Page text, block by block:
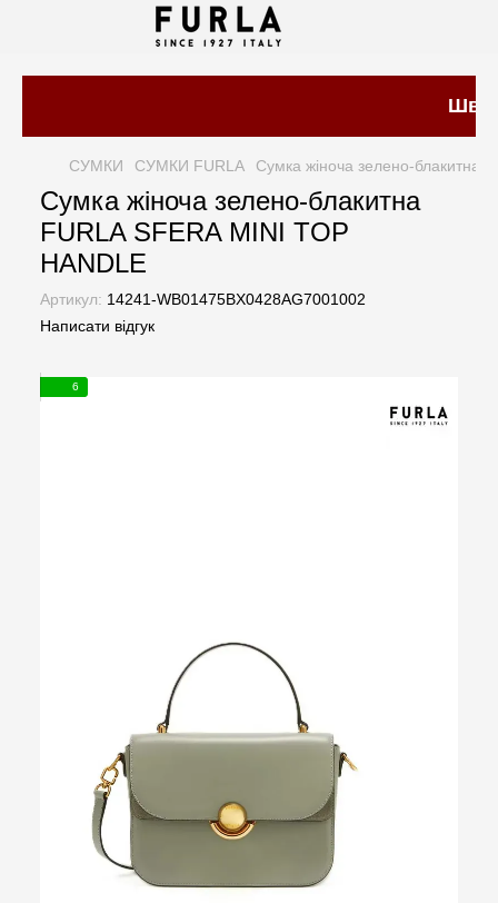
СУМКИ СУМКИ FURLA Сумка жіноча зелено-блакитна
Сумка жіноча зелено-блакитна
FURLA SFERA MINI TOP
HANDLE
Артикул: 14241-WB01475BX0428AG7001002
Написати відгук
6